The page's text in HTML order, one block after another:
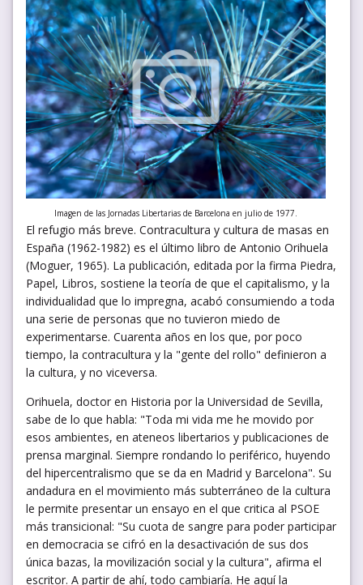
Imagen de las Jornadas Libertarias de Barcelona en julio de 1977.
El refugio más breve. Contracultura y cultura de masas en
España (1962-1982) es el último libro de Antonio Orihuela
(Moguer, 1965). La publicación, editada por la firma Piedra,
Papel, Libros, sostiene la teoría de que el capitalismo, y la
individualidad que lo impregna, acabó consumiendo a toda
una serie de personas que no tuvieron miedo de
experimentarse. Cuarenta años en los que, por poco
tiempo, la contracultura y la "gente del rollo" definieron a
la cultura, y no viceversa.
Orihuela, doctor en Historia por la Universidad de Sevilla,
sabe de lo que habla: "Toda mi vida me he movido por
esos ambientes, en ateneos libertarios y publicaciones de
prensa marginal. Siempre rondando lo periférico, huyendo
del hipercentralismo que se da en Madrid y Barcelona". Su
andadura en el movimiento más subterráneo de la cultura
le permite presentar un ensayo en el que critica al PSOE
más transicional: "Su cuota de sangre para poder participar
en democracia se cifró en la desactivación de sus dos
única bazas, la movilización social y la cultura", afirma el
escritor. A partir de ahí, todo cambiaría. He aquí la